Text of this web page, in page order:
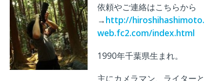
依頼やご連絡はこちらから
→http://hiroshihashimoto.
web.fc2.com/index.html
1990年千葉県生まれ。
主にカメラマン、ライターと